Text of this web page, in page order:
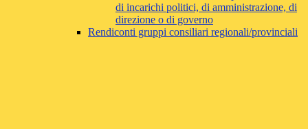
di incarichi politici, di amministrazione, di
direzione o di governo
Rendiconti gruppi consiliari regionali/provinciali